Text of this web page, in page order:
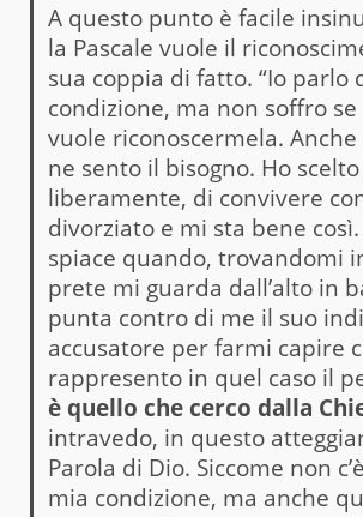
A questo punto è facile
la Pascale vuole il
sua coppia di fatto. “Io parlo
condizione, ma non soffro se
vuole riconoscermela.
ne sento il bisogno. Ho
liberamente, di convivere
divorziato e mi sta bene
spiace quando, trovandomi
prete mi guarda dall’alto in
punta contro di me il suo
accusatore per farmi capire
rappresento in quel caso il
è quello che cerco dalla
intravedo, in questo
Parola di Dio. Siccome non
mia condizione, ma anche